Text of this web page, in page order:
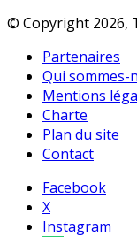
© Copyright 2026,
Partenaires
Qui sommes-
Mentions
Charte
Plan du site
Contact
Facebook
X
Instagram